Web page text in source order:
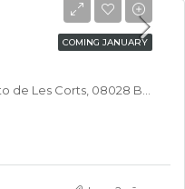
COMING JANUARY